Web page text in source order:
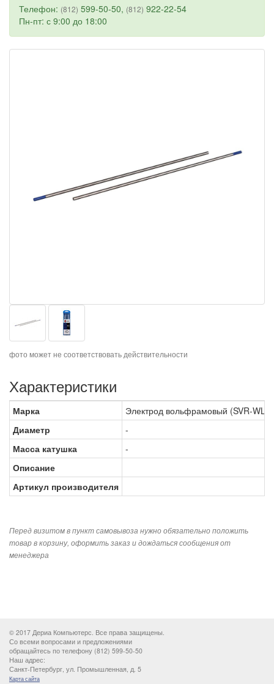
Телефон: (812) 599-50-50, (812) 922-22-54
Пн-пт: с 9:00 до 18:00
фото может не соответствовать действительности
Характеристики
Марка
Электрод вольфрамовый (SVR-
Диаметр
-
Масса катушка
-
Описание
Артикул производителя
Перед визитом в пункт самовывоза нужно обязательно положить
товар в корзину, оформить заказ и дождаться сообщения от
менеджера
© 2017 Дериа Компьютерс. Все права защищены.
Со всеми вопросами и предложениями
обращайтесь по телефону (812) 599-50-50
Наш адрес:
Санкт-Петербург, ул. Промышленная, д. 5
Карта сайта